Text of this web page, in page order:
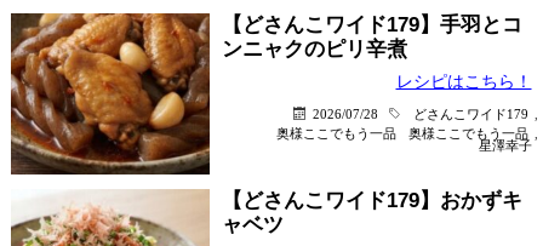
【どさんこワイド179】手羽とコ
ンニャクのピリ辛煮
レシピはこちら！
2026/07/28 どさんこワイド179
奥様ここでもう一品
奥様ここでもう一品
星澤幸子
【どさんこワイド179】おかずキ
ャベツ